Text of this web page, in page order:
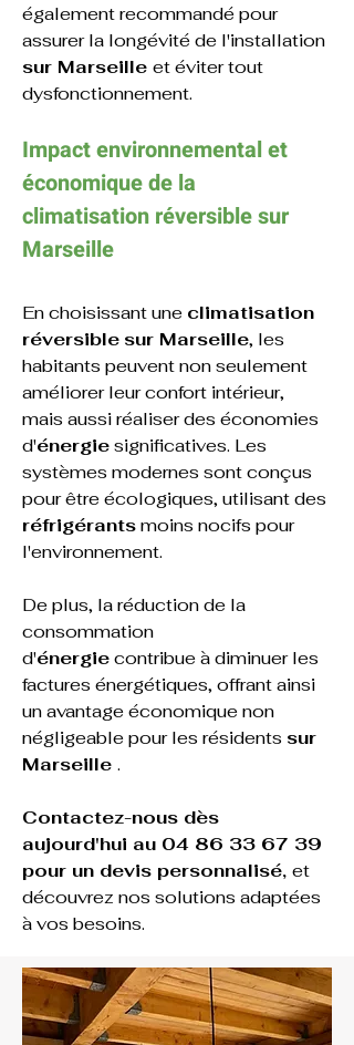
également recommandé pour
assurer la longévité de l'installation
sur Marseille et éviter tout
dysfonctionnement.
Impact environnemental et
économique de la
climatisation réversible sur
Marseille
En choisissant une climatisation
réversible sur Marseille, les
habitants peuvent non seulement
améliorer leur confort intérieur,
mais aussi réaliser des économies
d'énergie significatives. Les
systèmes modernes sont conçus
pour être écologiques, utilisant des
réfrigérants moins nocifs pour
l'environnement.
De plus, la réduction de la
consommation
d'énergie contribue à diminuer les
factures énergétiques, offrant ainsi
un avantage économique non
négligeable pour les résidents sur
Marseille .
Contactez-nous dès
aujourd'hui au 04 86 33 67 39
pour un devis personnalisé, et
découvrez nos solutions adaptées
à vos besoins.